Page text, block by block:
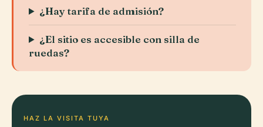
¿Hay tarifa de admisión?
¿El sitio es accesible con silla de
ruedas?
HAZ LA VISITA TUYA